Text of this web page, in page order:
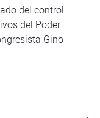
del control
del Poder
Gino